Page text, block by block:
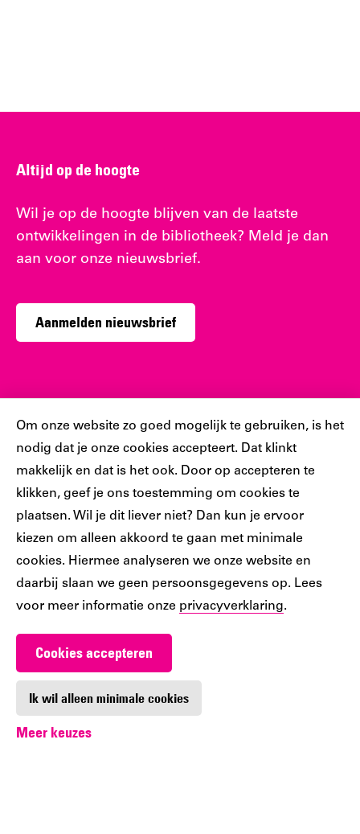
Cookiebar
Om onze website zo goed mogelijk te gebruiken, is het
nodig dat je onze cookies accepteert. Dat klinkt
makkelijk en dat is het ook. Door op accepteren te
klikken, geef je ons toestemming om cookies te
plaatsen. Wil je dit liever niet? Dan kun je ervoor
kiezen om alleen akkoord te gaan met minimale
cookies. Hiermee analyseren we onze website en
daarbij slaan we geen persoonsgegevens op. Lees
voor meer informatie onze privacyverklaring.
Cookies accepteren
Ik wil alleen minimale cookies
Meer keuzes
Altijd op de hoogte
Wil je op de hoogte blijven van de laatste
ontwikkelingen in de bibliotheek? Meld je dan
aan voor onze nieuwsbrief.
Aanmelden nieuwsbrief
Sociaal
Volg jij ons al?
Ons
account
Ons
account
Ons
Instagram
account
Ons
account
Ons
account
Werken bij De Nieuwe Bibliotheek
Digitoegankelijkheid